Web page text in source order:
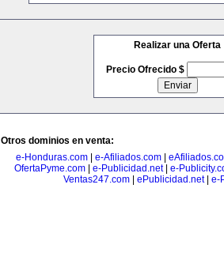
Realizar una Oferta
Precio Ofrecido $
Otros dominios en venta:
e-Honduras.com| e-Afiliados.com|
OfertaPyme.com| e-Publicidad.net| e-
Ventas247.com
ePublicidad.net| e-